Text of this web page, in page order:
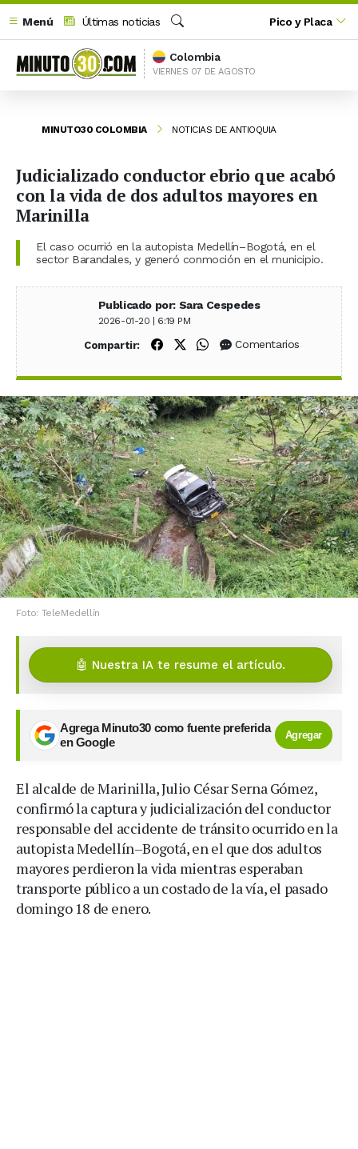
Menú
Últimas noticias
Buscar
Pico y Placa
Colombia
VIERNES 07 DE AGOSTO
MINUTO30 COLOMBIA NOTICIAS DE ANTIOQUIA
Judicializado conductor ebrio que acabó
con la vida de dos adultos mayores en
Marinilla
El caso ocurrió en la autopista Medellín–Bogotá, en el
sector Barandales, y generó conmoción en el municipio.
Publicado por: Sara Cespedes
2026-01-20 | 6:19 PM
Compartir: Compartir en Facebook
Compartir en X (Twitter)
Compartir en WhatsApp
Comentarios
Foto: TeleMedellín
🤖 Nuestra IA te resume el artículo.
Agrega Minuto30 como fuente preferida
en Google
Agregar
El alcalde de Marinilla, Julio César Serna Gómez,
confirmó la captura y judicialización del conductor
responsable del accidente de tránsito ocurrido en la
autopista Medellín–Bogotá, en el que dos adultos
mayores perdieron la vida mientras esperaban
transporte público a un costado de la vía, el pasado
domingo 18 de enero.